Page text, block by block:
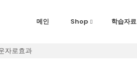
메인 Shop 학습자료
자로효과